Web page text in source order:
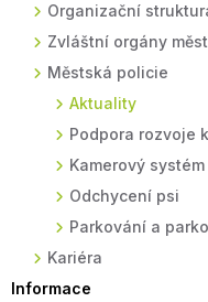
Organizační
Zvláštní orgány
Městská policie
Aktuality
Podpora rozvoje
Kamerový systém
Odchycení psi
Parkování a
Kariéra
Informace